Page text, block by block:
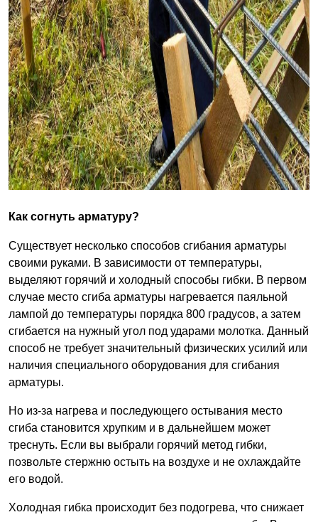
Как согнуть арматуру?
Существует несколько способов сгибания арматуры
своими руками. В зависимости от температуры,
выделяют горячий и холодный способы гибки. В первом
случае место сгиба арматуры нагревается паяльной
лампой до температуры порядка 800 градусов, а затем
сгибается на нужный угол под ударами молотка. Данный
способ не требует значительный физических усилий или
наличия специального оборудования для сгибания
арматуры.
Но из-за нагрева и последующего остывания место
сгиба становится хрупким и в дальнейшем может
треснуть. Если вы выбрали горячий метод гибки,
позвольте стержню остыть на воздухе и не охлаждайте
его водой.
Холодная гибка происходит без подогрева, что снижает